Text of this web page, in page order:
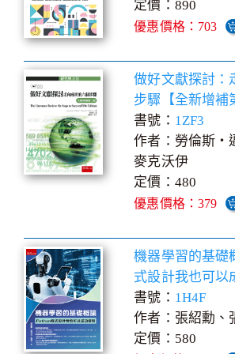
定價：890
優惠價格：703
做好文獻探討：
步驟【全新增補
書號： 1ZF3
作者：勞倫斯‧
麥克沃伊
定價：480
優惠價格：379
機器學習的基礎
式設計我也可以
書號： 1H4F
作者：張紹勳、
定價：580